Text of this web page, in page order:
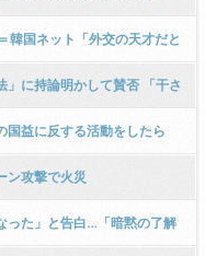
摘も
韓国ネット「外交の天才だと
に持論明かして賛否 「干さ
国益に反する活動をしたら
あり、権利ではない！」
ン攻撃で火災
った」と告白…「暗黙の了解